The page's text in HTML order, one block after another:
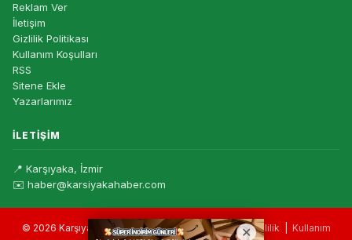
Reklam Ver
İletişim
Gizlilik Politikası
Kullanım Koşulları
RSS
Sitene Ekle
Yazarlarımız
İLETIŞIM
📍 Karşıyaka, İzmir
✉️ haber@karsiyakahaber.com
© 2026 Karşıyaka Haber — Tüm hakları saklıdır. |Gizlilik
Kullanım